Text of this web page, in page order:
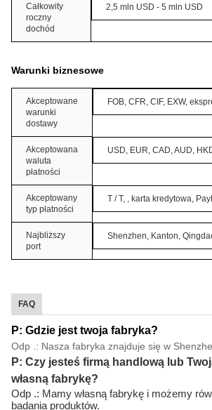
Całkowity
roczny
dochód
2,5 mln USD - 5 mln USD
Warunki biznesowe
Akceptowane
warunki
dostawy
FOB, CFR, CIF, EXW,
Akceptowana
waluta
płatności
USD, EUR, CAD, AUD,
Akceptowany
typ płatności
T / T, , karta kredytowa,
Najbliższy
port
Shenzhen, Kanton,
FAQ
P: Gdzie jest twoja fabryka?
Odp .: Nasza fabryka znajduje się w
P: Czy jesteś firmą handlową lub
własną fabrykę?
Odp .: Mamy własną fabrykę i możemy
badania produktów.